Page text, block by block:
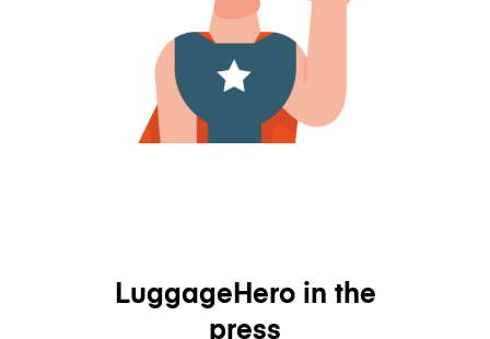
LuggageHero in the
press